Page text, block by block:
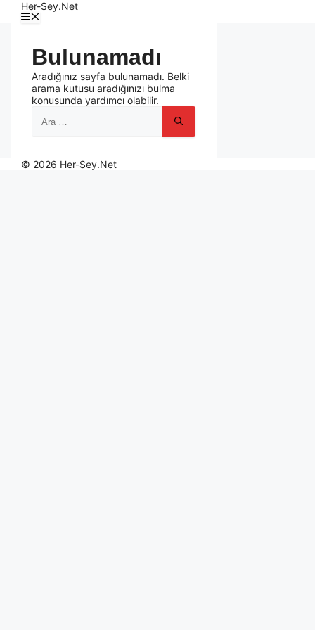
Her-Sey.Net
Bulunamadı
Aradığınız sayfa bulunamadı. Belki
arama kutusu aradığınızı bulma
konusunda yardımcı olabilir.
© 2026 Her-Sey.Net